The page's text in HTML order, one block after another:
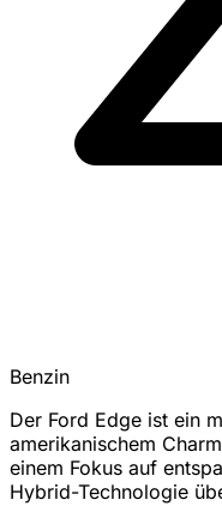
Benzin
Der Ford Edge ist ein
amerikanischem
einem Fokus auf
Hybrid-Technologie